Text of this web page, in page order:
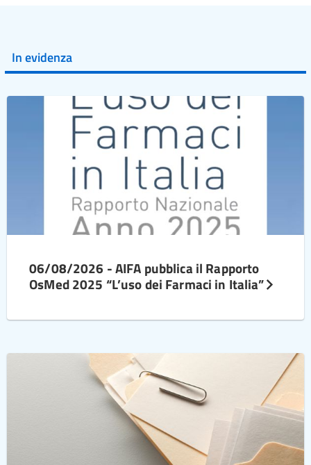
In evidenza
06/08/2026 - AIFA pubblica il Rapporto
OsMed 2025 “L’uso dei Farmaci in Italia”